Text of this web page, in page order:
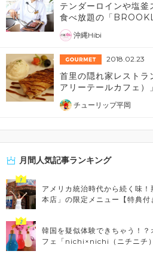
テンダーロインや塩釜
食べ放題の「
沖縄Hibi
2018.02.23
首里の隠れ家レスト
アリーテールカフェ）
チューリップ平岡
月間人気記事ランキング
アメリカ統治時代から続く味
本店」の限定メニュー【特典付
韓国を疑似体験できちゃう！
フェ「nichi×nichi（ニチニチ）